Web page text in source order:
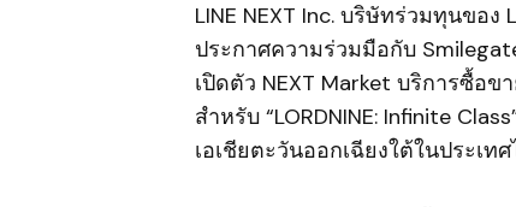
LINE NEXT Inc. บริษัทร่วมทุนขอ
ประกาศความร่วมมือกับ
เปิดตัว NEXT Market บริการซื้อ
สำหรับ “LORDNINE: Infinite
เอเชียตะวันออกเฉียงใต้ในประเ